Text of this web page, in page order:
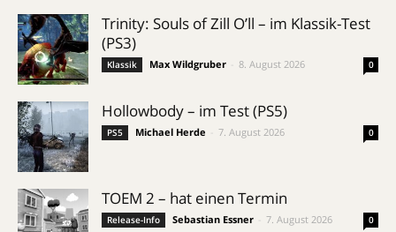
Trinity: Souls of Zill O’ll – im Klassik-Test
(PS3)
Klassik Max Wildgruber 8. August 2026 0
Hollowbody – im Test (PS5)
PS5 Michael Herde 7. August 2026 0
TOEM 2 – hat einen Termin
Release-Info Sebastian Essner 7. August 2026 0